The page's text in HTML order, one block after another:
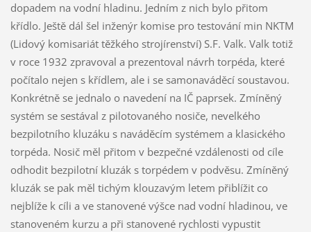
dopadem na vodní hladinu. Jedním z nich bylo přitom
křídlo. Ještě dál šel inženýr komise pro testování min NKTM
(Lidový komisariát těžkého strojírenství) S.F. Valk. Valk totiž
v roce 1932 zpravoval a prezentoval návrh torpéda, které
počítalo nejen s křídlem, ale i se samonaváděcí soustavou.
Konkrétně se jednalo o navedení na IČ paprsek. Zmíněný
systém se sestával z pilotovaného nosiče, nevelkého
bezpilotního kluzáku s naváděcím systémem a klasického
torpéda. Nosič měl přitom v bezpečné vzdálenosti od cíle
odhodit bezpilotní kluzák s torpédem v podvěsu. Zmíněný
kluzák se pak měl tichým klouzavým letem přiblížit co
nejblíže k cíli a ve stanovené výšce nad vodní hladinou, ve
stanoveném kurzu a při stanovené rychlosti vypustit